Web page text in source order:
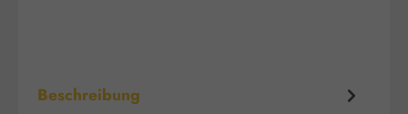
Beschreibung